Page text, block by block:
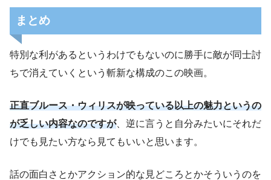
まとめ
特別な利があるというわけでもないのに勝手に敵が同士討
ちで消えていくという斬新な構成のこの映画。
正直ブルース・ウィリスが映っている以上の魅力というの
が乏しい内容なのですが、逆に言うと自分みたいにそれだ
けでも見たい方なら見てもいいと思います。
話の面白さとかアクション的な見どころとかそういうのを